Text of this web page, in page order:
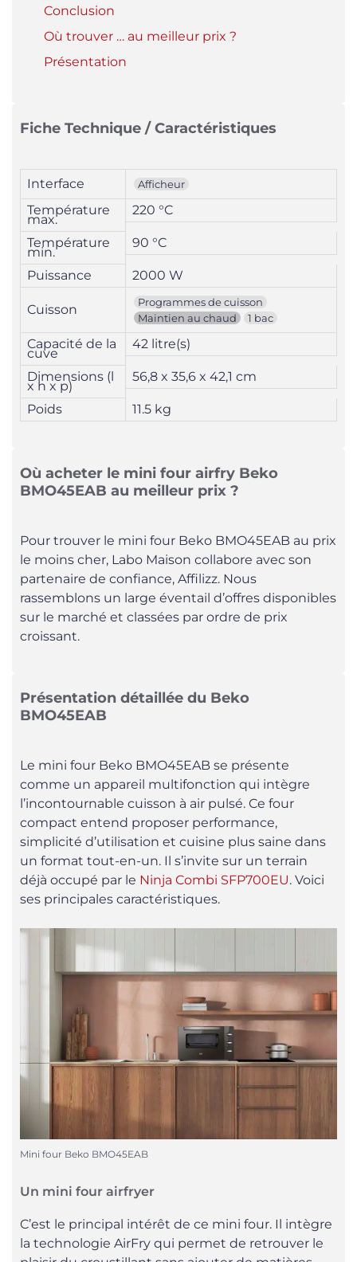
Conclusion
Où trouver … au meilleur prix ?
Présentation
Fiche Technique / Caractéristiques
Interface Afficheur
Température
max.
220 °C
Température
min.
90 °C
Puissance 2000 W
Cuisson
Programmes de cuisson
Maintien au chaud
1 bac
Capacité de la
cuve
42 litre(s)
Dimensions (l
x h x p)
56,8 x 35,6 x 42,1 cm
Poids 11.5 kg
Où acheter le mini four airfry Beko
BMO45EAB au meilleur prix ?
Pour trouver le mini four Beko BMO45EAB au prix
le moins cher, Labo Maison collabore avec son
partenaire de confiance, Affilizz. Nous
rassemblons un large éventail d’offres disponibles
sur le marché et classées par ordre de prix
croissant.
Présentation détaillée du Beko
BMO45EAB
Le mini four Beko BMO45EAB se présente
comme un appareil multifonction qui intègre
l’incontournable cuisson à air pulsé. Ce four
compact entend proposer performance,
simplicité d’utilisation et cuisine plus saine dans
un format tout-en-un. Il s’invite sur un terrain
déjà occupé par le Ninja Combi SFP700EU. Voici
ses principales caractéristiques.
Mini four Beko BMO45EAB
Un mini four airfryer
C’est le principal intérêt de ce mini four. Il intègre
la technologie AirFry qui permet de retrouver le